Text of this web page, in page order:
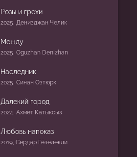
Розы и грехи
2025, Денизджан Челик
Между
2025, Oguzhan Denizhan
Наследник
2025, Синан Озтюрк
Далекий город
2024, Ахмет Катыксыз
Любовь напоказ
2019, Сердар Гёзелекли